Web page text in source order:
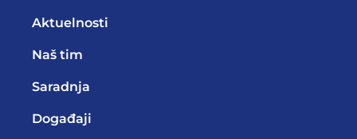
Aktuelnosti
Naš tim
Saradnja
Događaji